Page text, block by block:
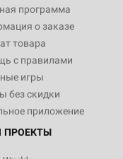
программа
о заказе
товара
с правилами
игры
без скидки
приложение
ПРОЕКТЫ